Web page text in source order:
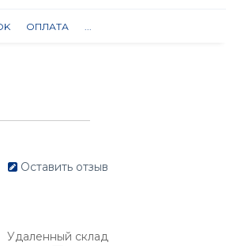
ОПЛАТА ...
Оставить отзыв
Удаленный склад